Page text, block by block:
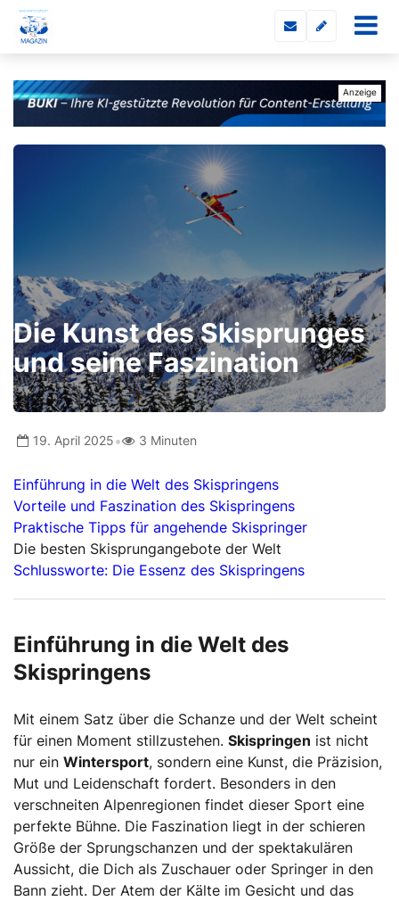
Die Kunst des Skisprunges
und seine Faszination
19. April 2025• 3 Minuten
Einführung in die Welt des Skispringens
Vorteile und Faszination des Skispringens
Praktische Tipps für angehende Skispringer
Die besten Skisprungangebote der Welt
Schlussworte: Die Essenz des Skispringens
Einführung in die Welt des
Skispringens
Mit einem Satz über die Schanze und der Welt scheint
für einen Moment stillzustehen. Skispringen ist nicht
nur ein Wintersport, sondern eine Kunst, die Präzision,
Mut und Leidenschaft fordert. Besonders in den
verschneiten Alpenregionen findet dieser Sport eine
perfekte Bühne. Die Faszination liegt in der schieren
Größe der Sprungschanzen und der spektakulären
Aussicht, die Dich als Zuschauer oder Springer in den
Bann zieht. Der Atem der Kälte im Gesicht und das